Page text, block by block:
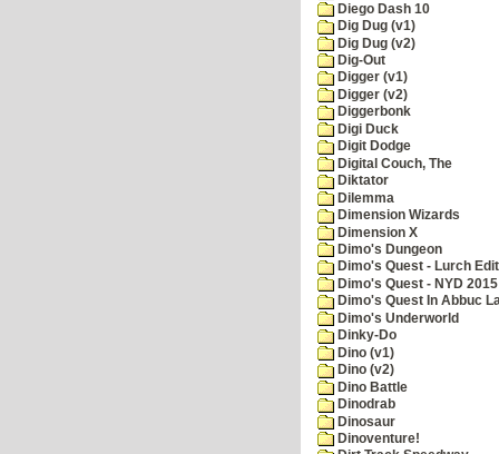
Diego Dash 10
Dig Dug (v1)
Dig Dug (v2)
Dig-Out
Digger (v1)
Digger (v2)
Diggerbonk
Digi Duck
Digit Dodge
Digital Couch, The
Diktator
Dilemma
Dimension Wizards
Dimension X
Dimo's Dungeon
Dimo's Quest - Lurch
Dimo's Quest - NYD
Dimo's Quest In Abbuc
Dimo's Underworld
Dinky-Do
Dino (v1)
Dino (v2)
Dino Battle
Dinodrab
Dinosaur
Dinoventure!